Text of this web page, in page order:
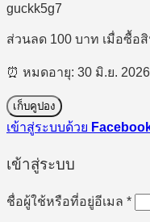
guckk5g7
ส่วนลด 100 บาท เมื่อซื้
⏰ หมดอายุ: 30 มิ.ย. 2026
เก็บคูปอง
เข้าสู่ระบบด้วย
เข้าสู่ระบบ
ชื่อผู้ใช้หรือที่อยู่อีเมล *ต้อ